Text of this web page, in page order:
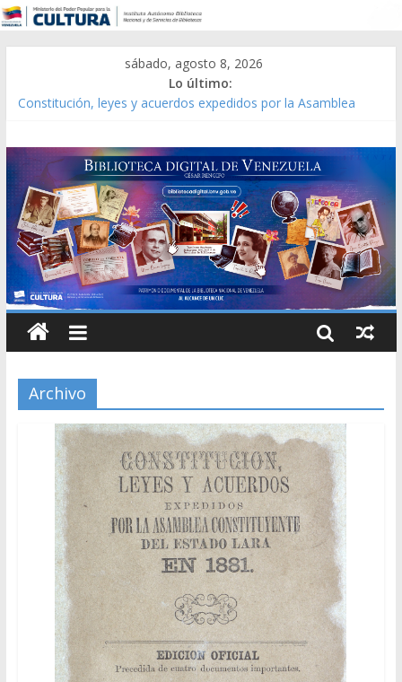
sábado, agosto 8, 2026
Lo último:
Catálogo temático de obras de Modesta Bor
Constitución, leyes y acuerdos expedidos por la Asamblea
Una Parálisis [material gráfico]
Modesta Bor Sánchez [material gráfico]
Gaceta Oficial de la República de Venezuela año CXXXIII Mes V,
Caracas 09 de marzo de 2006 N° 38.394
Archivo